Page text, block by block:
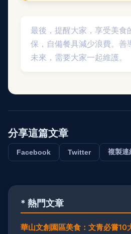
最後，提醒大家，享受美食
保，自備餐具減少浪費。善
未來，需要大家一起維護。
分享這篇文章
Facebook Twitter 複製連
* 熱門文章
華山文創園區美食：文青必嘗10